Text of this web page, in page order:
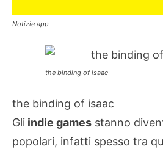
Notizie app
the binding of isaac
the binding of isaac
Gli indie games stanno
popolari, infatti spesso tra